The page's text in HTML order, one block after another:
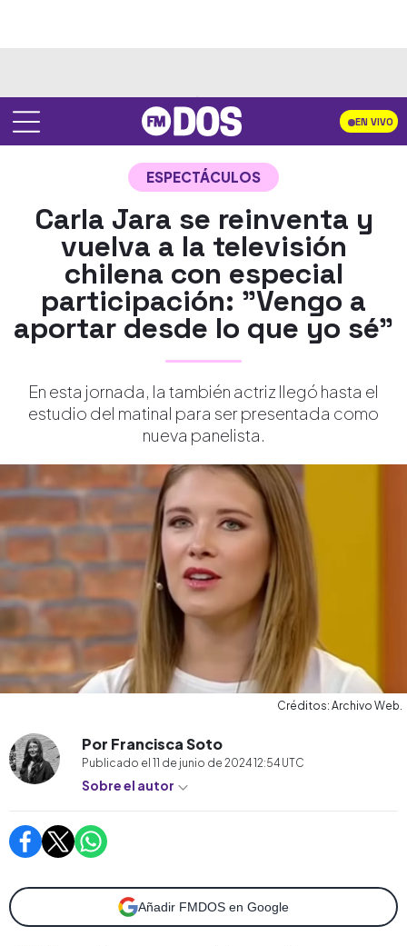
EN VIVO
ESPECTÁCULOS
Carla Jara se reinventa y
vuelva a la televisión
chilena con especial
participación: "Vengo a
aportar desde lo que yo sé"
En esta jornada, la también actriz llegó hasta el
estudio del matinal para ser presentada como
nueva panelista.
Créditos: Archivo Web.
Por Francisca Soto
Publicado el 11 de junio de 2024 12:54 UTC
Sobre el autor
Añadir FMDOS en Google